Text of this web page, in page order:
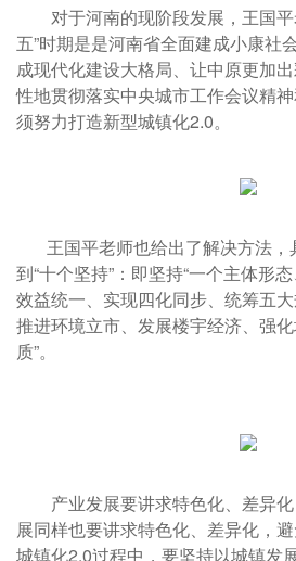
对于河南的现阶段发展，王国平
五”时期是是河南省全面建成小康社
成现代化建设大格局、让中原更加
性地贯彻落实中央城市工作会议精
须努力打造新型城镇化2.0。
王国平老师也给出了解决方法，
到“十个坚持”：即坚持“一个主体形
效益统一、实现四化同步、统筹五大
推进环境立市、发展楼宇经济、强
质”。
产业发展要讲求特色化、差异化
展同样也要讲求特色化、差异化，
城镇化2.0过程中，要坚持以城镇发